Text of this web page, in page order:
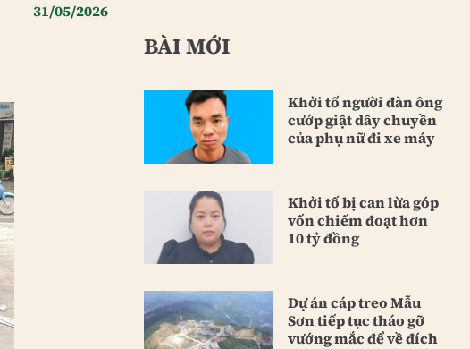
31/05/2026
BÀI MỚI
Khởi tố người đàn ông
cướp giật dây chuyền
của phụ nữ đi xe máy
Khởi tố bị can lừa góp
vốn chiếm đoạt hơn
10 tỷ đồng
Dự án cáp treo Mẫu
Sơn tiếp tục tháo gỡ
vướng mắc để về đích